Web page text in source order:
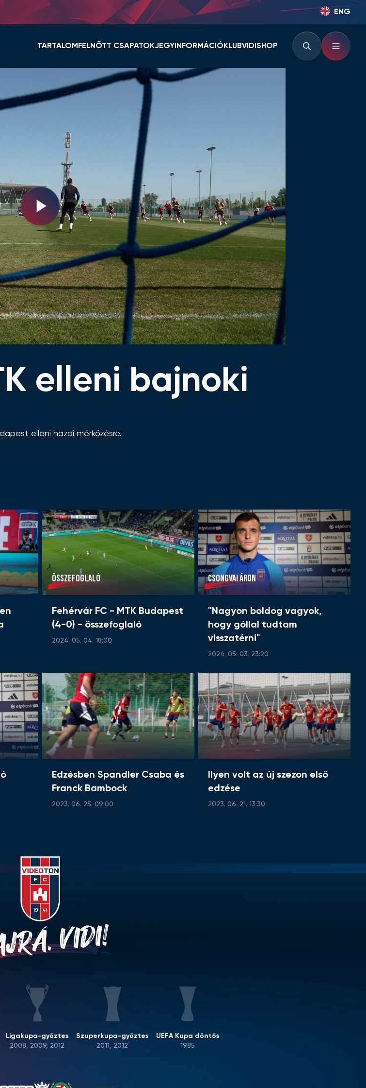
ENG
TARTALOM
GALÉRIÁK
FELNŐTT CSAPATOK
TABELLA
MENETREND
VIDEOTON FC FEHÉRVÁR
JEGYINFORMÁCIÓ
JEGYINFORMÁCIÓK
KLUBVIDISHOP
Play
Video
elleni bajnoki
elleni hazai mérkőzésre.
ÖSSZEFOGLALÓ
Fehérvár FC - MTK Budapest
(4-0) - összefoglaló
2024. 05. 04. 18:00
CSONGVAI ÁRON
"Nagyon boldog vagyok,
hogy góllal tudtam
visszatérni"
2024. 05. 03. 23:20
Edzésben Spandler Csaba és
Franck Bambock
2023. 06. 25. 09:00
Ilyen volt az új szezon első
edzése
2023. 06. 21. 13:30
VIDI!
Ligakupa-győztes
2008, 2009, 2012
Szuperkupa-győztes
2011, 2012
UEFA Kupa döntős
1985